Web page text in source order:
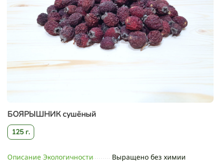
БОЯРЫШНИК сушёный
125 г.
Описание Экологичности
Выращено без химии